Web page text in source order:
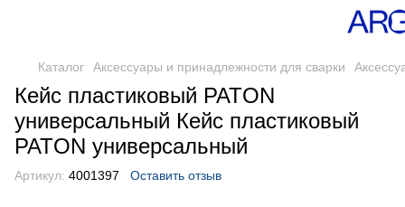
Каталог Аксессуары и принадлежности для сварки
Кейс пластиковый PATON
универсальный Кейс пластиковый
PATON универсальный
Артикул: 4001397 Оставить отзыв